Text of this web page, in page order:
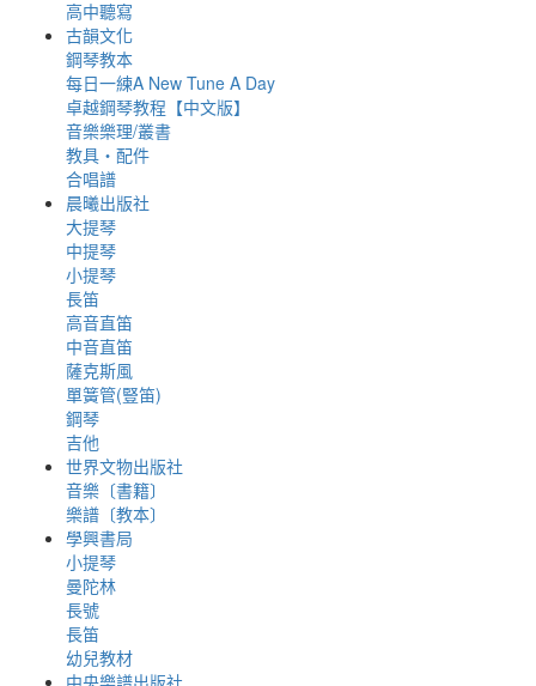
高中聽寫
古韻文化
鋼琴教本
每日一練A New Tune A Day
卓越鋼琴教程【中文版】
音樂樂理/叢書
教具‧配件
合唱譜
晨曦出版社
大提琴
中提琴
小提琴
長笛
高音直笛
中音直笛
薩克斯風
單簧管(豎笛)
鋼琴
吉他
世界文物出版社
音樂〔書籍〕
樂譜〔教本〕
學興書局
小提琴
曼陀林
長號
長笛
幼兒教材
中央樂譜出版社